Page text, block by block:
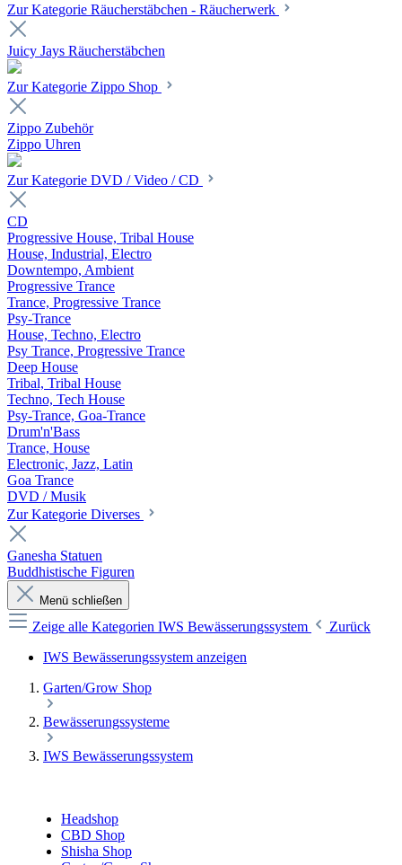
Zur Kategorie Räucherstäbchen - Räucherwerk
Juicy Jays Räucherstäbchen
Zur Kategorie Zippo Shop
Zippo Zubehör
Zippo Uhren
Zur Kategorie DVD / Video / CD
CD
Progressive House, Tribal House
House, Industrial, Electro
Downtempo, Ambient
Progressive Trance
Trance, Progressive Trance
Psy-Trance
House, Techno, Electro
Psy Trance, Progressive Trance
Deep House
Tribal, Tribal House
Techno, Tech House
Psy-Trance, Goa-Trance
Drum'n'Bass
Trance, House
Electronic, Jazz, Latin
Goa Trance
DVD / Musik
Zur Kategorie Diverses
Ganesha Statuen
Buddhistische Figuren
Menü schließen
Zeige alle Kategorien IWS Bewässerungssystem
Zurück
IWS Bewässerungssystem anzeigen
Garten/Grow Shop
Bewässerungssysteme
IWS Bewässerungssystem
Headshop
CBD Shop
Shisha Shop